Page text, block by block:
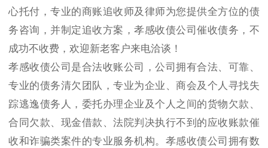
心托付，专业的商账追收师及律师为您提供全方位的债
务咨询，并制定追收方案，孝感收债公司催收债务，不
成功不收费，欢迎新老客户来电洽谈！
孝感收债公司是合法收账公司，公司拥有合法、可靠、
专业的债务清欠团队，专业为企业、商会及个人寻找失
踪逃逸债务人，委托办理企业及个人之间的货物欠款、
合同欠款、现金借款、法院判决执行不到的应收账款催
收和诈骗类案件的专业服务机构。孝感收债公司拥有数